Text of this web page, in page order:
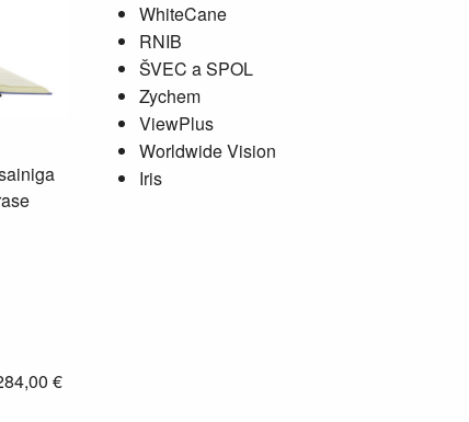
€
WhiteCane
RNIB
ŠVEC a SPOL
Zychem
ViewPlus
Worldwide Vision
Iris